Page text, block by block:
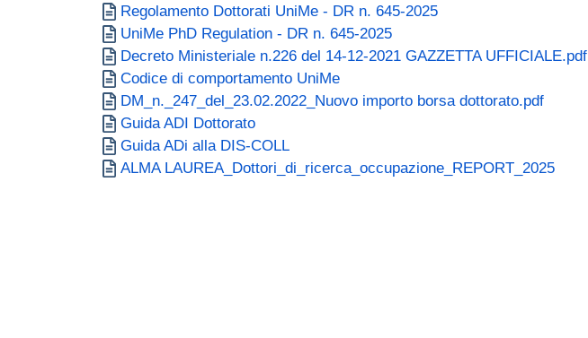
Document
Regolamento Dottorati UniMe - DR n. 645-2025
Document
UniMe PhD Regulation - DR n. 645-2025
Document
Decreto Ministeriale n.226 del 14-12-2021 GAZZETTA UFFICIALE.pdf
Document
Codice di comportamento UniMe
Document
DM_n._247_del_23.02.2022_Nuovo importo borsa dottorato.pdf
Document
Guida ADI Dottorato
Document
Guida ADi alla DIS-COLL
Document
ALMA LAUREA_Dottori_di_ricerca_occupazione_REPORT_2025